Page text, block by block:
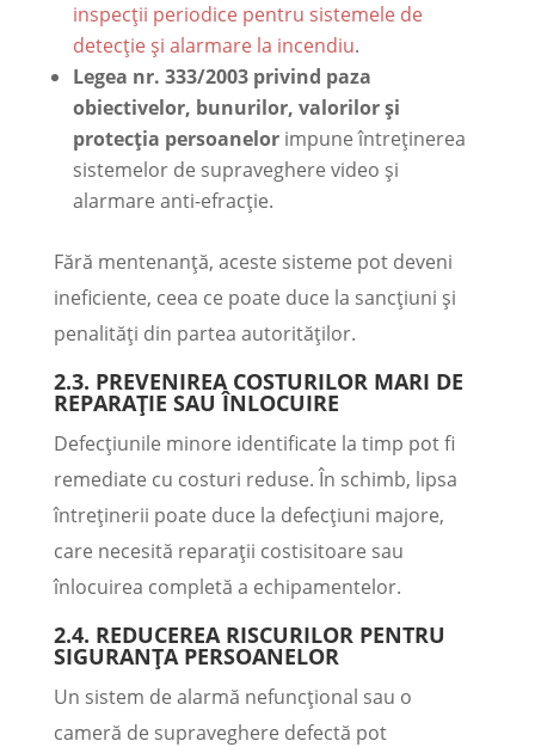
inspecții periodice pentru sistemele de
detecție și alarmare la incendiu.
Legea nr. 333/2003 privind paza
obiectivelor, bunurilor, valorilor și
protecția persoanelorimpune întreținerea
sistemelor de supraveghere video și
alarmare anti-efracție.
Fără mentenanță, aceste sisteme pot deveni
ineficiente, ceea ce poate duce la sancțiuni și
penalități din partea autorităților.
2.3. PREVENIREA COSTURILOR MARI DE
REPARAȚIE SAU ÎNLOCUIRE
Defecțiunile minore identificate la timp pot fi
remediate cu costuri reduse. În schimb, lipsa
întreținerii poate duce la defecțiuni majore,
care necesită reparații costisitoare sau
înlocuirea completă a echipamentelor.
2.4. REDUCEREA RISCURILOR PENTRU
SIGURANȚA PERSOANELOR
Un sistem de alarmă nefuncțional sau o
cameră de supraveghere defectă pot